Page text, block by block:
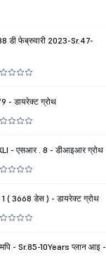
डी फेब्रुवारी 2023-Sr.47-
- डायरेक्ट ग्रोथ
XLI - एसआर . 8 - डीआइआर ग्रोथ
1 ( 3668 डेस ) - डायरेक्ट ग्रोथ
- Sr.85-10Years प्लान आइ -